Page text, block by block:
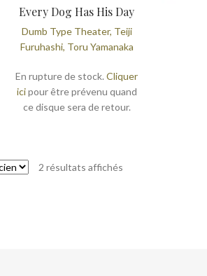
Every Dog Has His Day
Dumb Type Theater, Teiji
Furuhashi, Toru Yamanaka
En rupture de stock.Cliquer
icipour être prévenu quand
ce disque sera de retour.
2 résultats affichésTrié